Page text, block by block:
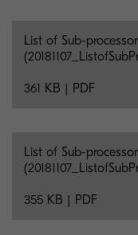
List of Sub-
361 KB | PDF
List of Sub-
355 KB | PDF